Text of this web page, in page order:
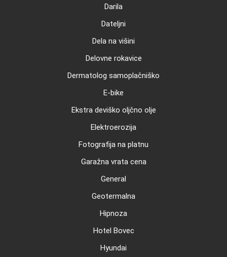
Darila
Dateljni
Dela na višini
Delovne rokavice
Dermatolog samoplačniško
E-bike
Ekstra deviško oljčno olje
Elektroerozija
Fotografija na platnu
Garažna vrata cena
General
Geotermalna
Hipnoza
Hotel Bovec
Hyundai